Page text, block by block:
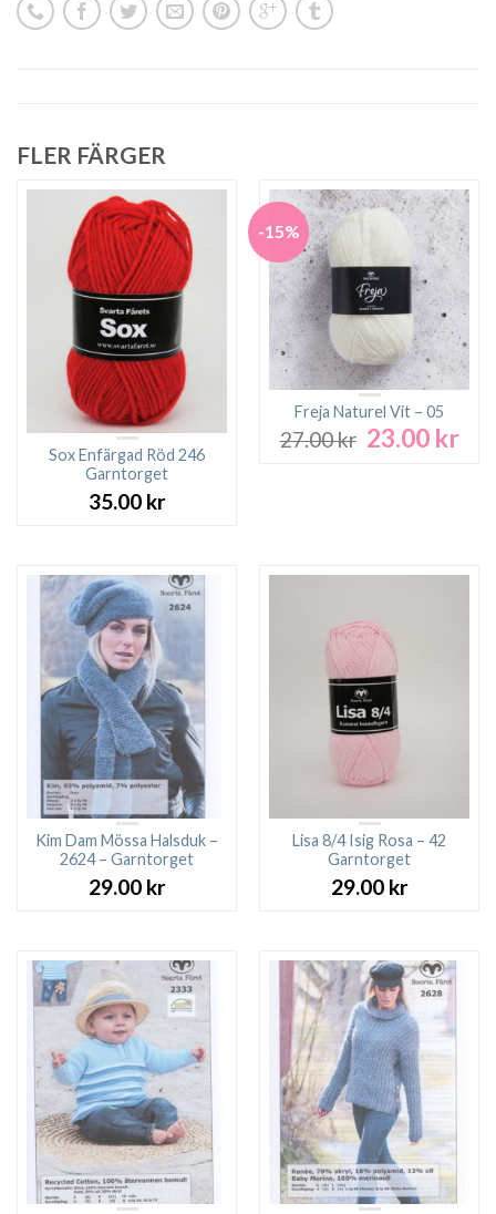
FLER FÄRGER
Sox Enfärgad Röd 246
Garntorget
35.00 kr
-15%
Freja Naturel Vit – 05
27.00kr Det
23.00 krDet
Kim Dam Mössa Halsduk –
2624 – Garntorget
29.00 kr
Lisa 8/4 Isig Rosa – 42
Garntorget
29.00 kr